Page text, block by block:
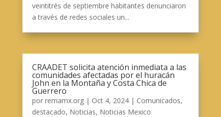
veintitrés de septiembre habitantes denunciaron
a través de redes sociales un...
CRAADET solicita atención inmediata a las
comunidades afectadas por el huracán
John en la Montaña y Costa Chica de
Guerrero
por remamx.org| Oct 4, 2024| Comunicados,
destacado, Noticias, Noticias Mexico